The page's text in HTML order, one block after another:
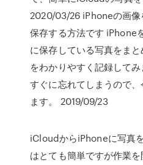
2020/03/26 iPhoneの画
保存する方法です iPhone
に保存している写真をま
をわかりやすく記録して
すぐに忘れてしまうので
ます。 2019/09/23
iCloudからiPhoneに写真
はとても簡単ですが作業